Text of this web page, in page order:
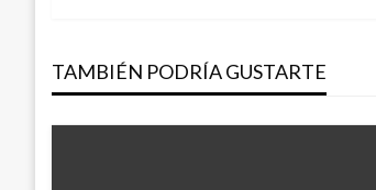
entradas
TAMBIÉN PODRÍA GUSTARTE